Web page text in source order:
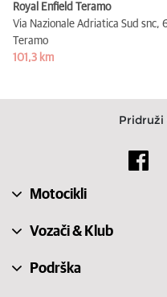
Royal Enfield Teramo
Via Nazionale Adriatica Sud snc,
Teramo
101,3 km
Pridruži
Motocikli
Vozači & Klub
Podrška